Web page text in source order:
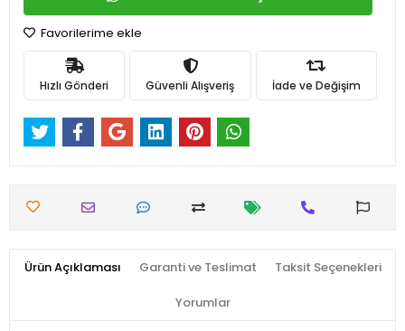
Favorilerime ekle
Hızlı Gönderi Güvenli Alışveriş İade ve Değişim
Ürün Açıklaması Garanti ve Teslimat Taksit Seçenekleri
Yorumlar